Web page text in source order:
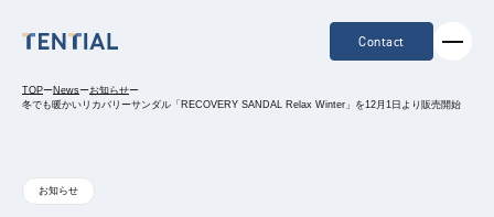
Contact
TOPーNewsーお知らせー
冬でも暖かいリカバリーサンダル「RECOVERY SANDAL Relax Winter」を12月1日より販売開始
お知らせ